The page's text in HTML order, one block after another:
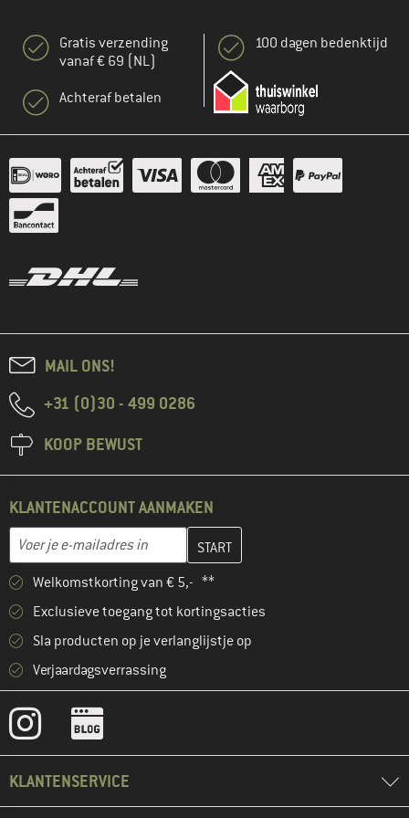
Gratis verzending
vanaf € 69 (NL)
Achteraf betalen
100 dagen bedenktijd
MAIL ONS!
+31 (0)30 - 499 0286
KOOP BEWUST
KLANTENACCOUNT AANMAKEN
E-mailadres
Vul je e-mailadres hier in en maak in de volgende stap je
Welkomstkorting van € 5,- **
Exclusieve toegang tot kortingsacties
Sla producten op je verlanglijstje op
Verjaardagsverrassing
KLANTENSERVICE